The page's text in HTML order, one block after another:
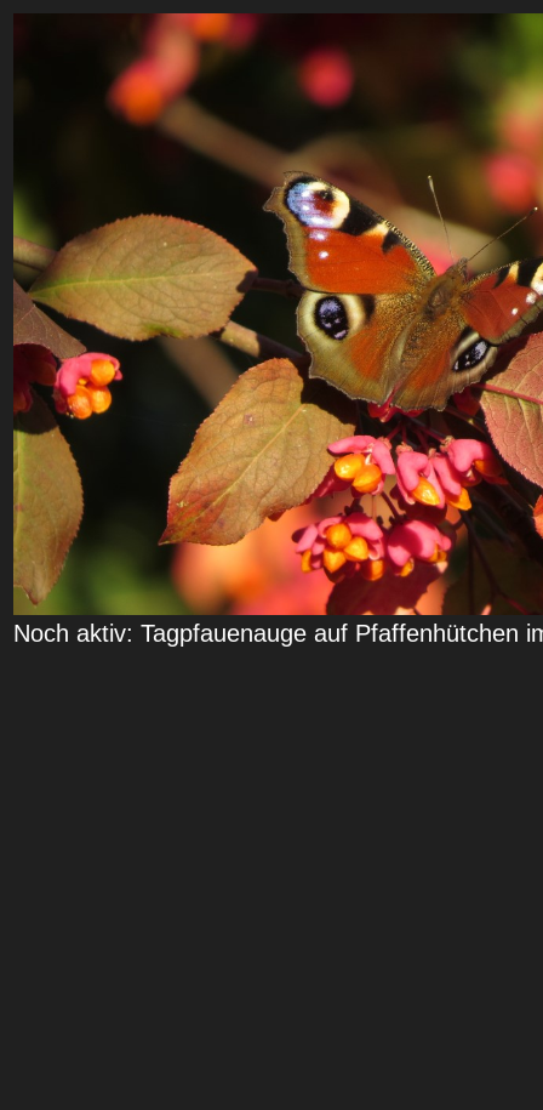
Noch aktiv: Tagpfauenauge auf Pfaffenhütchen